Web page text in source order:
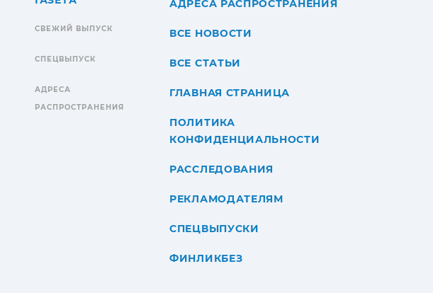
СВЕЖИЙ ВЫПУСК
СПЕЦВЫПУСК
АДРЕСА
РАСПРОСТРАНЕНИЯ
АДРЕСА РАСПРОСТРАНЕНИЯ
ВСЕ НОВОСТИ
ВСЕ СТАТЬИ
ГЛАВНАЯ СТРАНИЦА
ПОЛИТИКА
КОНФИДЕНЦИАЛЬНОСТИ
РАССЛЕДОВАНИЯ
РЕКЛАМОДАТЕЛЯМ
СПЕЦВЫПУСКИ
ФИНЛИКБЕЗ